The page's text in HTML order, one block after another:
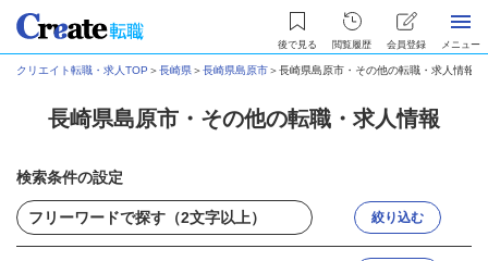
後で見る 閲覧履歴 会員登録 メニュー
クリエイト転職・求人TOP ＞長崎県＞長崎県島原市＞長崎県島原市・その他の転職・求人情報
長崎県島原市・その他の転職・求人情報
検索条件の設定
絞り込む